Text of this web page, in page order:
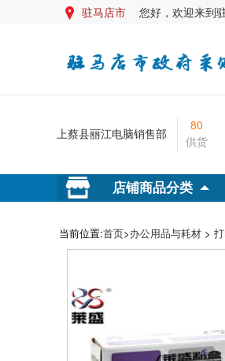
 驻马店市 您好，欢迎来到
上蔡县丽江电脑销售部
80
供货
店铺商品分类
当前位置:首页>办公用品与耗材>